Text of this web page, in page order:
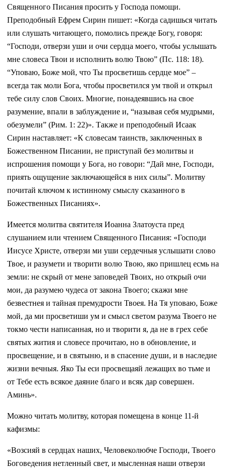
Священного Писания просить у Господа помощи.
Преподобный Ефрем Сирин пишет: «Когда садишься читать
или слушать читающего, помолись прежде Богу, говоря:
“Господи, отверзи уши и очи сердца моего, чтобы услышать
мне словеса Твои и исполнить волю Твою” (Пс. 118: 18).
“Уповаю, Боже мой, что Ты просветишь сердце мое” –
всегда так моли Бога, чтобы просветился ум твой и открыл
тебе силу слов Своих. Многие, понадеявшись на свое
разумение, впали в заблуждение и, “называя себя мудрыми,
обезумели” (Рим. 1: 22)». Также и преподобный Исаак
Сирин наставляет: «К словесам таинств, заключенных в
Божественном Писании, не приступай без молитвы и
испрошения помощи у Бога, но говори: “Дай мне, Господи,
приять ощущение заключающейся в них силы”. Молитву
почитай ключом к истинному смыслу сказанного в
Божественных Писаниях».
Имеется молитва святителя Иоанна Златоуста пред
слушанием или чтением Священного Писания: «Господи
Иисусе Христе, отверзи ми уши сердечныя услышати слово
Твое, и разумети и творити волю Твою, яко пришлец есмь на
земли: не скрый от мене заповедей Твоих, но открый очи
мои, да разумею чудеса от закона Твоего; скажи мне
безвестнея и тайная премудрости Твоея. На Тя уповаю, Боже
мой, да ми просветиши ум и смысл светом разума Твоего не
токмо чести написанная, но и творити я, да не в грех себе
святых жития и словесе прочитаю, но в обновление, и
просвещение, и в святыню, и в спасение души, и в наследие
жизни вечныя. Яко Ты еси просвещаяй лежащих во тьме и
от Тебе есть всякое даяние благо и всяк дар совершен.
Аминь».
Можно читать молитву, которая помещена в конце 11-й
кафизмы:
«Возсияй в сердцах наших, Человеколюбче Господи, Твоего
Боговедения нетленный свет, и мысленная наши отверзи